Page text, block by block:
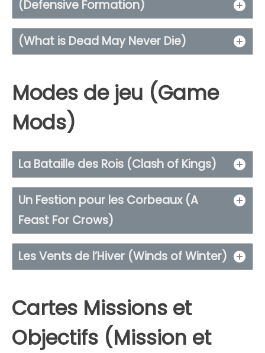
(Defensive Formation)
(What is Dead May Never Die)
Modes de jeu (Game
Mods)
La Bataille des Rois (Clash of Kings)
Un Festion pour les Corbeaux (A
Feast For Crows)
Les Vents de l’Hiver (Winds of Winter)
Cartes Missions et
Objectifs (Mission et